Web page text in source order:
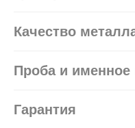
Качество
Проба и именное
Гарантия